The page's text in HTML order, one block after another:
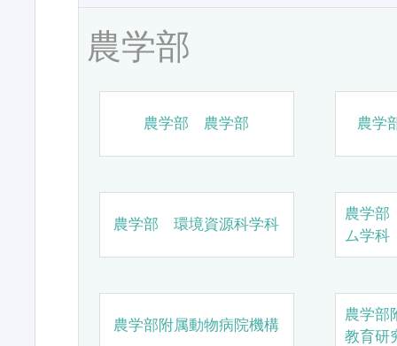
農学部
農学部 農学部 農学
農学部 環境資源科学科
農学
ム学科
農学部附属動物病院機構
農学部
教育研